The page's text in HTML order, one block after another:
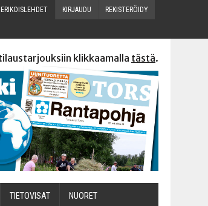
ERI­KOIS­LEH­DET KIR­JAU­DU REKIS­TE­RÖI­DY
klikkaamalla tästä.
TIETOVISAT NUO­RET